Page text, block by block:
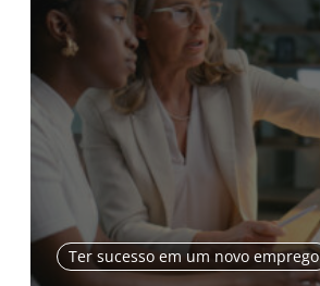
Ter sucesso em um novo emprego